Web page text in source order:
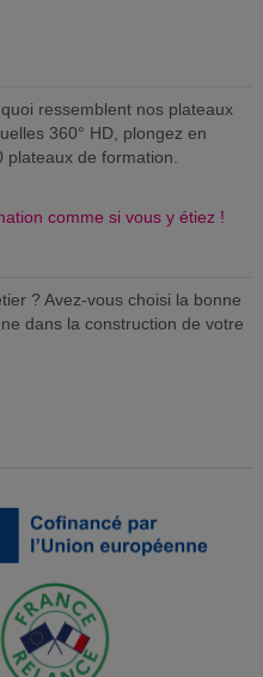
ressemblent nos plateaux
360° HD, plongez en
de formation.
comme si vous y étiez !
? Avez-vous choisi la bonne
dans la construction de votre